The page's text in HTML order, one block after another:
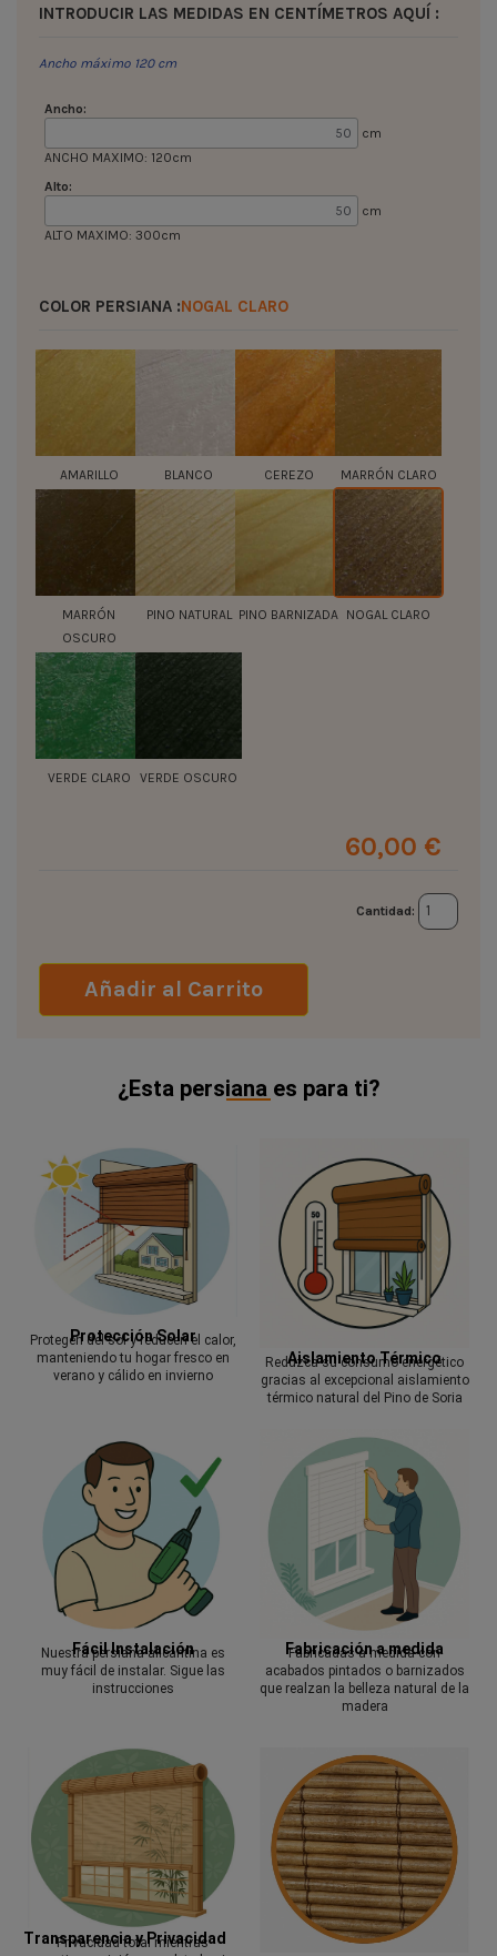
INTRODUCIR LAS MEDIDAS EN CENTÍMETROS AQUÍ :
Ancho máximo 120 cm
Ancho:
cm
ANCHO MAXIMO: 120cm
Alto:
cm
ALTO MAXIMO: 300cm
COLOR PERSIANA :NOGAL CLARO
AMARILLO BLANCO CEREZO MARRÓN CLARO
MARRÓN
OSCURO
PINO NATURAL PINO BARNIZADA NOGAL CLARO
VERDE CLARO VERDE OSCURO
60,00 €
Cantidad:
Añadir al Carrito
¿Esta persiana es para ti?
Protección Solar
Protegen del sol y reducen el calor,
manteniendo tu hogar fresco en
verano y cálido en invierno
Aislamiento Térmico
Reduzca su consumo energético
gracias al excepcional aislamiento
térmico natural del Pino de Soria
Fácil Instalación
Nuestra persiana alicantina es
muy fácil de instalar. Sigue las
instrucciones
Fabricación a medida
Fabricadas a medida con
acabados pintados o barnizados
que realzan la belleza natural de la
madera
Transparencia y Privacidad
Privacidad total mientras